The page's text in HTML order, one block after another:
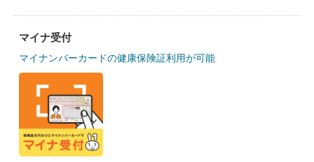
マイナ受付
マイナンバーカードの健康保険証利用が可能